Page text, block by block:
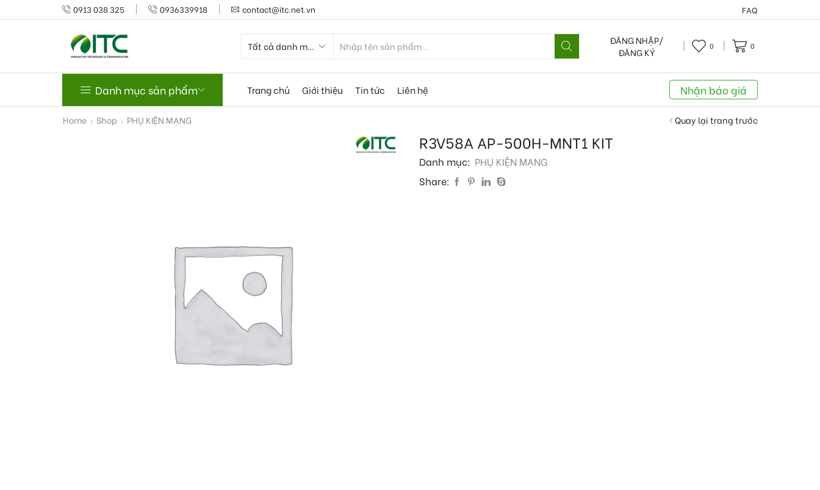
0913 038 325 0936339918 contact@itc.net.vn FAQ
ĐĂNG NHẬP/
ĐĂNG KÝ
0 0
Danh mục sản phẩm Trang chủ Giới thiệu Tin tức Liên hệ Nhận báo giá
Home Shop PHỤ KIỆN MẠNG Quay lại trang trước
R3V58A AP-500H-MNT1 KIT
Danh mục: PHỤ KIỆN MẠNG
Share: